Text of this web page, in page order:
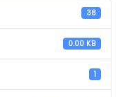
38
0.00 KB
1